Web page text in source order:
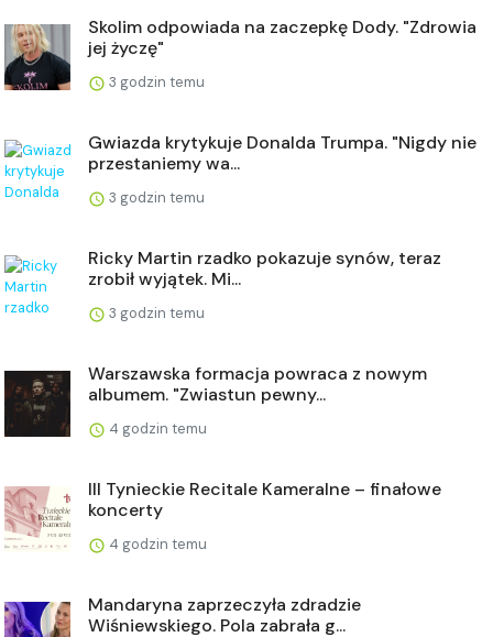
Skolim odpowiada na zaczepkę Dody. "Zdrowia
jej życzę"
3 godzin temu
Gwiazda krytykuje Donalda Trumpa. "Nigdy nie
przestaniemy wa...
3 godzin temu
Ricky Martin rzadko pokazuje synów, teraz
zrobił wyjątek. Mi...
3 godzin temu
Warszawska formacja powraca z nowym
albumem. "Zwiastun pewny...
4 godzin temu
III Tynieckie Recitale Kameralne – finałowe
koncerty
4 godzin temu
Mandaryna zaprzeczyła zdradzie
Wiśniewskiego. Pola zabrała g...